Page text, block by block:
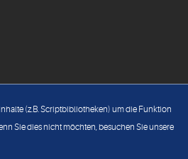
(z.B. Scriptbibliotheken) um die Funktion
Sie dies nicht möchten, besuchen Sie unsere